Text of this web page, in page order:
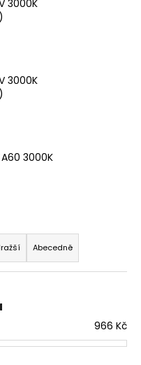
3000K
3000K
3000K
Abecedně
966 Kč